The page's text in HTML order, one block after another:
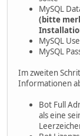
MySQL
(bitte
MySQL
MySQL
Im zweiten
Informationen
Bot Full
als eine